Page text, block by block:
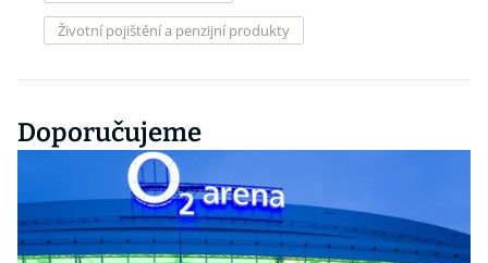
Životní pojištění a penzijní produkty
Doporučujeme